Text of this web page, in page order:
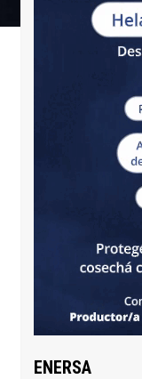
ENERSA